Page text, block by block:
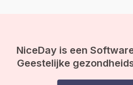
NiceDay is een
Geestelijke